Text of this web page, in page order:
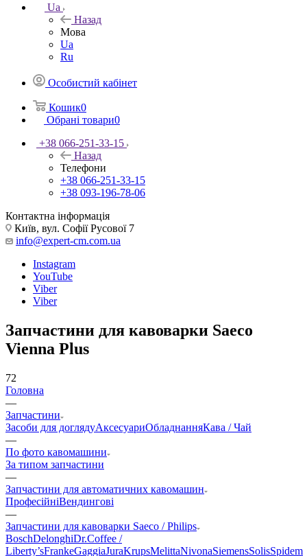
Ua
Назад
Мова
Ua
Ru
Особистий кабінет
Кошик0
Обрані товари0
+38 066-251-33-15
Назад
Телефони
+38 066-251-33-15
+38 093-196-78-06
Контактна інформація
Київ, вул. Софії Русової 7
info@expert-cm.com.ua
Instagram
YouTube
Viber
Viber
Запчастини для кавоварки Saeco
Vienna Plus
72
Головна
—
Запчастини
Засоби для доглядуАксесуариОбладнанняКава / Чай
—
По фото кавомашини
За типом запчастини
—
Запчастини для автоматичних кавомашин
ПрофесійніВендингові
—
Запчастини для кавоварки Saeco / Philips
BoschDelonghiDr.Coffee /
Liberty’sFrankeGaggiaJuraKrupsMelittaNivonaSiemensSolisSpidem